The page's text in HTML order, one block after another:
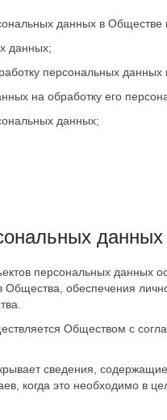
данных в Обществе
данных;
персональных
на обработку его
данных;
данных
персональных данных
обеспечения
Обществом с
сведения, содержащие
когда это необходимо в